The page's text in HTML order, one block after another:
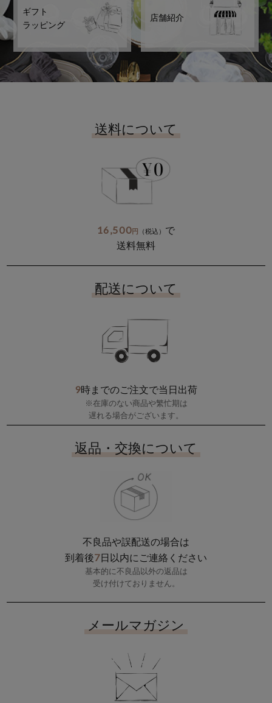
ギフト
ラッピング
店舗紹介
送料について
16,500円 （税込） で
送料無料
配送について
9時までのご注文で当日出荷
※在庫のない商品や繁忙期は
遅れる場合がございます。
返品・交換について
不良品や誤配送の場合は
到着後7日以内にご連絡ください
基本的に不良品以外の返品は
受け付けておりません。
メールマガジン